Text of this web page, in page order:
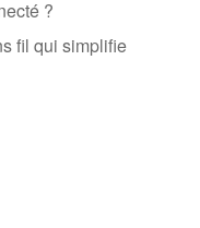
?
fil qui simplifie